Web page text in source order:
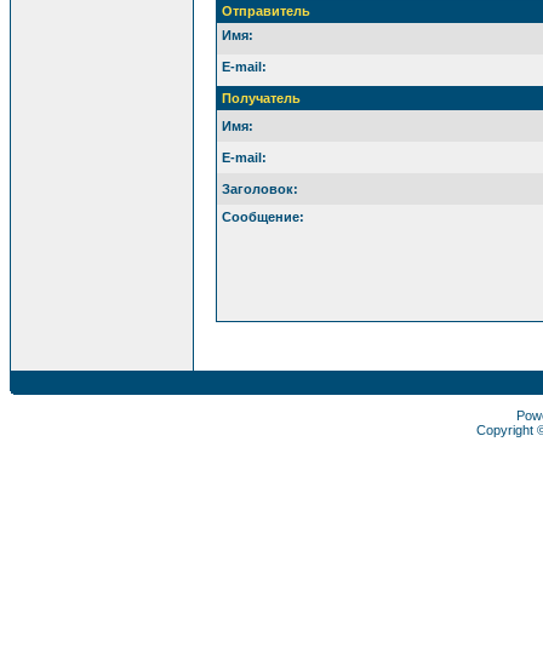
Отправитель
Имя:
E-mail:
Получатель
Имя:
E-mail:
Заголовок:
Сообщение:
Copyright